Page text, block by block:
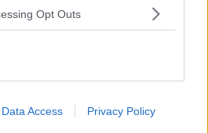
Opt Outs
Data Access Privacy Policy